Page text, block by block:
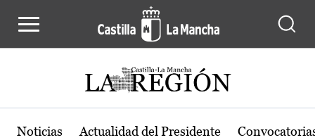
Actualidad de la región de Castilla-
Noticias Actualidad del Presidente